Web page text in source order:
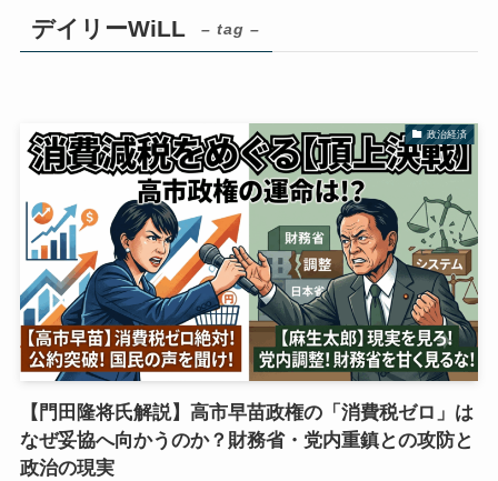
デイリーWiLL – tag –
政治経済
【門田隆将氏解説】高市早苗政権の「消費税ゼロ」は
なぜ妥協へ向かうのか？財務省・党内重鎮との攻防と
政治の現実